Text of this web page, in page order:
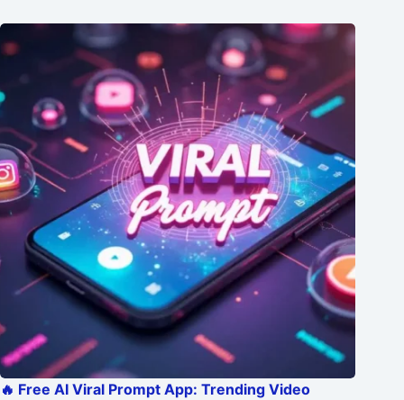
🔥 Free AI Viral Prompt App: Trending Video